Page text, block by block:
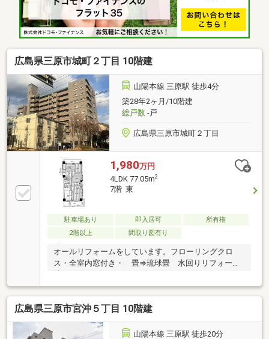
広島県三原市城町２丁目 10階建
山陽本線 三原駅 徒歩4分
築28年2ヶ月/10階建
総戸数-戸
広島県三原市城町２丁目
1,980万円
4LDK 77.05m2
7階 東
駐車場あり 即入居可
所有権
2階以上
間取り図有り
オールリフォームをしています。フローリングクロ
ス・全室内窓付き・ 畳⇒琉球畳 水回りリフォーム
済
広島県三原市宮沖５丁目 10階建
山陽本線 三原駅 徒歩20分